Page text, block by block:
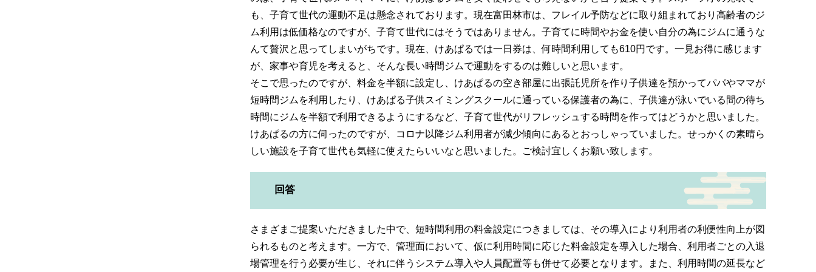
も、子育て世代の運動不足は懸念されております。現在富田林市は、フレイル予防などに取り組まれており高齢者のジ
ム利用は低価格なのですが、子育て世代にはそうではありません。子育てに時間やお金を使い自分の為にジムに通うな
んて贅沢と思ってしまいがちです。現在、けあぱるでは一日券は、何時間利用しても610円です。一見お得に感じます
が、家事や育児を考えると、そんな長い時間ジムで運動をするのは難しいと思います。
そこで思ったのですが、料金を半額に設定し、けあぱるの空き部屋に出張託児所を作り子供達を預かってパパやママが
短時間ジムを利用したり、けあぱる子供スイミングスクールに通っている保護者の為に、子供達が泳いでいる間の待ち
時間にジムを半額で利用できるようにするなど、子育て世代がリフレッシュする時間を作ってはどうかと思いました。
けあぱるの方に伺ったのですが、コロナ以降ジム利用者が減少傾向にあるとおっしゃっていました。せっかくの素晴ら
しい施設を子育て世代も気軽に使えたらいいなと思いました。ご検討宜しくお願い致します。
回答
さまざまご提案いただきました中で、短時間利用の料金設定につきましては、その導入により利用者の利便性向上が図
られるものと考えます。一方で、管理面において、仮に利用時間に応じた料金設定を導入した場合、利用者ごとの入退
場管理を行う必要が生じ、それに伴うシステム導入や人員配置等も併せて必要となります。また、利用時間の延長など